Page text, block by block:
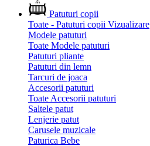
Patuturi copii
Toate - Patuturi copii Vizualizare
Modele patuturi
Toate Modele patuturi
Patuturi pliante
Patuturi din lemn
Tarcuri de joaca
Accesorii patuturi
Toate Accesorii patuturi
Saltele patut
Lenjerie patut
Carusele muzicale
Paturica Bebe